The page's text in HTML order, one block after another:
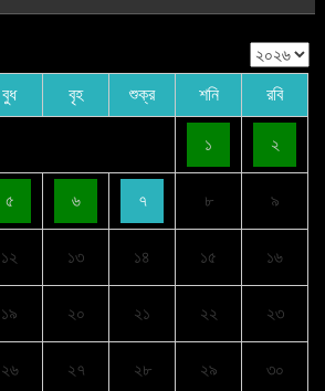
বুধ বৃহ শুক্র শনি রবি
১ ২
৫ ৬ ৭ ৮ ৯
১২ ১৩ ১৪ ১৫ ১৬
১৯ ২০ ২১ ২২ ২৩
২৬ ২৭ ২৮ ২৯ ৩০